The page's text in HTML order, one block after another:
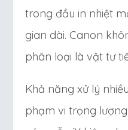
trong đầu in nhiệt
gian dài. Canon
phân loại là vật tư
Khả năng xử lý
phạm vi trọng